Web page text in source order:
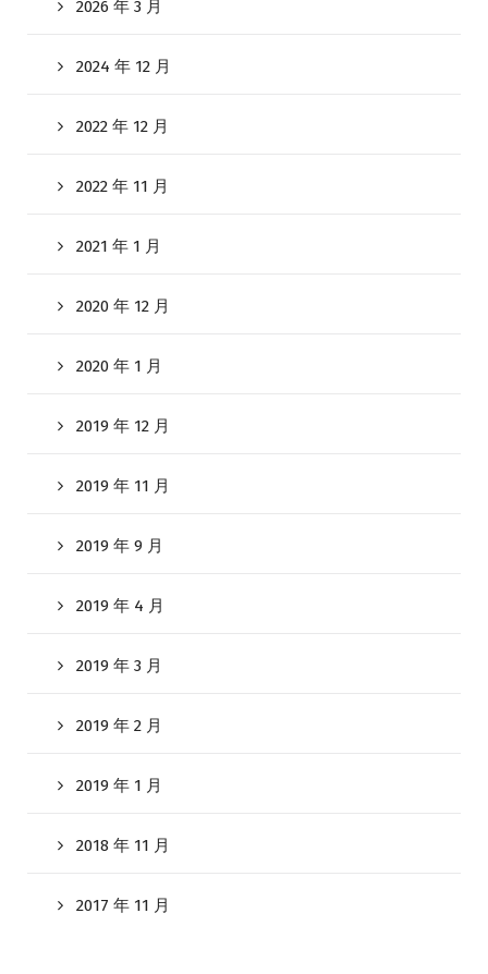
2026 年 3 月
2024 年 12 月
2022 年 12 月
2022 年 11 月
2021 年 1 月
2020 年 12 月
2020 年 1 月
2019 年 12 月
2019 年 11 月
2019 年 9 月
2019 年 4 月
2019 年 3 月
2019 年 2 月
2019 年 1 月
2018 年 11 月
2017 年 11 月